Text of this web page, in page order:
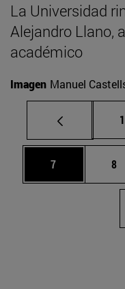
La Universidad
Alejandro Llano,
académico
Imagen Manuel
1
Página
7 8